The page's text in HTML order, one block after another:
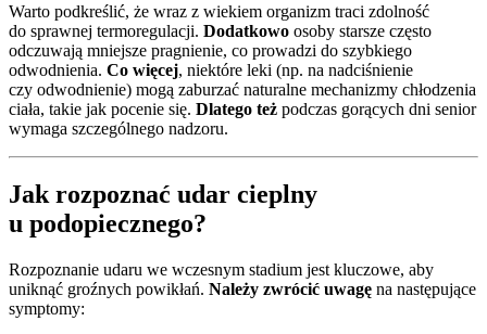
Warto podkreślić, że wraz z wiekiem organizm traci zdolność
do sprawnej termoregulacji. Dodatkowo osoby starsze często
odczuwają mniejsze pragnienie, co prowadzi do szybkiego
odwodnienia. Co więcej, niektóre leki (np. na nadciśnienie
czy odwodnienie) mogą zaburzać naturalne mechanizmy chłodzenia
ciała, takie jak pocenie się. Dlatego też podczas gorących dni senior
wymaga szczególnego nadzoru.
Jak rozpoznać udar cieplny
u podopiecznego?
Rozpoznanie udaru we wczesnym stadium jest kluczowe, aby
uniknąć groźnych powikłań. Należy zwrócić uwagę na następujące
symptomy: